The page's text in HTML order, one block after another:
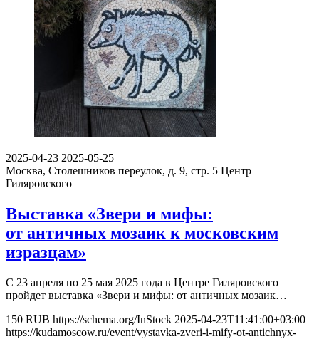
2025-04-23 2025-05-25
Москва, Столешников переулок, д. 9, стр. 5 Центр
Гиляровского
Выставка «Звери и мифы:
от античных мозаик к московским
изразцам»
С 23 апреля по 25 мая 2025 года в Центре Гиляровского
пройдет выставка «Звери и мифы: от античных мозаик…
150 RUB https://schema.org/InStock 2025-04-23T11:41:00+03:00
https://kudamoscow.ru/event/vystavka-zveri-i-mify-ot-antichnyx-